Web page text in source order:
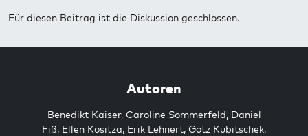
Für diesen Beitrag ist die Diskussion geschlossen.
Autoren
Benedikt Kaiser, Caroline Sommerfeld, Daniel
Fiß, Ellen Kositza, Erik Lehnert, Götz Kubitschek,